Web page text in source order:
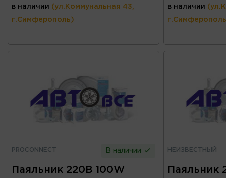
в наличии (ул.Коммунальная 43,
г.Симферополь)
в наличии
PROCONNECT В наличии
Паяльник 220В 100W
НЕИЗВЕСТНЫЙ
Паяльник